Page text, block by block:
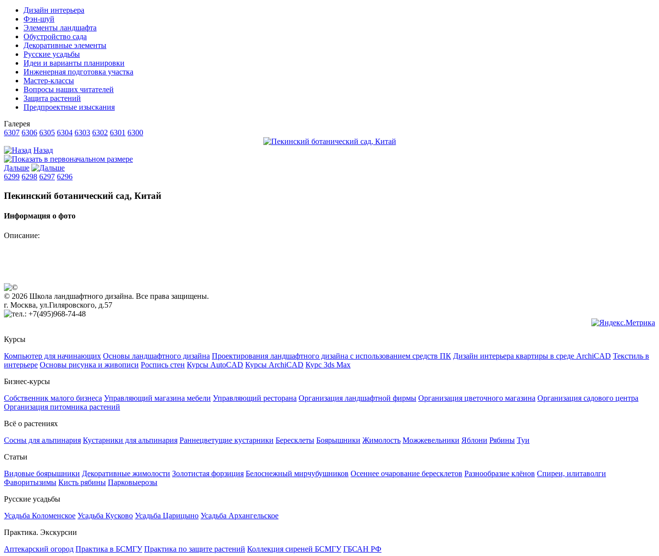
Дизайн интерьера
Фэн-шуй
Элементы ландшафта
Обустройство сада
Декоративные элементы
Русские усадьбы
Идеи и варианты планировки
Инженерная подготовка участка
Мастер-классы
Вопросы наших читателей
Защита растений
Предпроектные изыскания
Галерея
6307 6306 6305 6304 6303 6302 6301 6300
Назад
Дальше
6299 6298 6297 6296
Пекинский ботанический сад, Китай
Информация о фото
Описание:
© 2026 Школа ландшафтного дизайна. Все права защищены.
г. Москва, ул.Гиляровского, д.57
+7(495)968-74-48
Курсы
Компьютер для начинающих Основы ландшафтного дизайна Проектирования ландшафтного дизайна с использованием средств ПК Дизайн интерьера квартиры в среде ArchiCAD Текстиль в
интерьере Основы рисунка и живописи Роспись стен Курсы AutoCAD Курсы ArchiCAD Курс 3ds Max
Бизнес-курсы
Собственник малого бизнеса Управляющий магазина мебели Управляющий ресторана Организация ландшафтной фирмы Организация цветочного магазина Организация садового центра
Организация питомника растений
Всё о растениях
Сосны для альпинария Кустарники для альпинария Раннецветущие кустарники Бересклеты Боярышники Жимолость Можжевельники Яблони Рябины Туи
Статьи
Видовые боярышники Декоративные жимолости Золотистая форзиция Белоснежный мирчубушников Осеннее очарование бересклетов Разнообразие клёнов Спиреи, илитаволги
Фаворитызимы Кисть рябины Парковыерозы
Русские усадьбы
Усадьба Коломенское Усадьба Кусково Усадьба Царицыно Усадьба Архангельское
Практика. Экскурсии
Аптекарский огород Практика в БСМГУ Практика по защите растений Коллекция сиреней БСМГУ ГБСАН РФ